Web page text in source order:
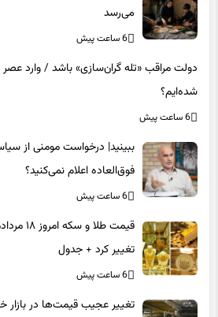
6 ساعت پیش
دولت مراقب «تله گران‌سازی» باشد / وارد عصر
شده‌ایم؟
6 ساعت پیش
فوق‌العاده اعلام نمی‌کنید؟
6 ساعت پیش
تغییر کرد + جدول
6 ساعت پیش
تغییر عجیب قیمت‌ها در بازار
پژو، شاهین، کوییک، پراید و